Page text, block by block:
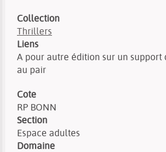
Collection
Thrillers
Liens
A pour autre édition sur un support
au pair
Cote
RP BONN
Section
Espace adultes
Domaine